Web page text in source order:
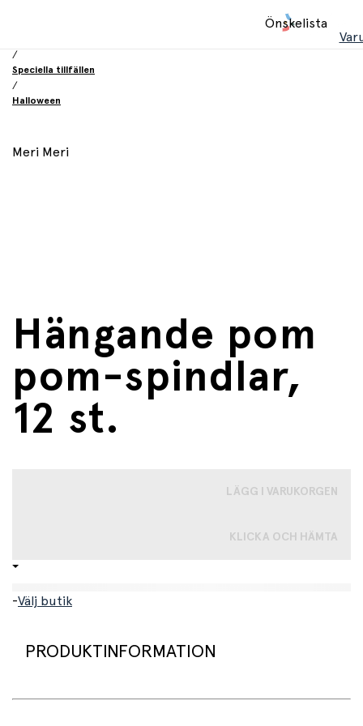
Önskelista
/
Speciella tillfällen
/
Halloween
Meri Meri
Hängande pom
pom-spindlar,
12 st.
LÄGG I VARUKORGEN
KLICKA OCH HÄMTA
-Välj butik
PRODUKTINFORMATION